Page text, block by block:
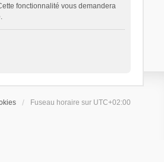
fonctionnalité vous demandera
Fuseau horaire sur UTC+02:00